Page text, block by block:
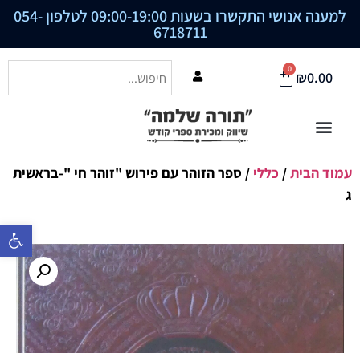
פתח סרגל
למענה אנושי התקשרו בשעות 09:00-19:00 לטלפון 054-
6718711
₪0.00
0
עמוד הבית/ כללי / ספר הזוהר עם פירוש "זוהר חי "-בראשית
ג